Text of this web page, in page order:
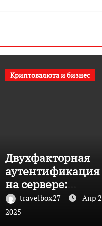
Криптовалюта и бизнес
Двухфакторная
аутентификация
на сервере:
Повышение
безопасности
travelbox27_
Апр
2025